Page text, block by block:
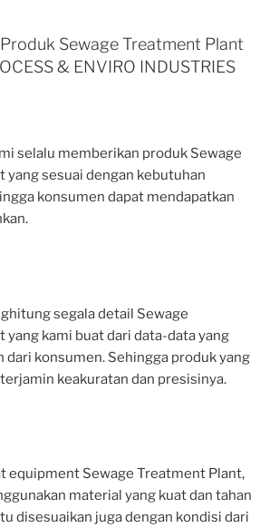
Sewage Treatment Plant
& ENVIRO INDUSTRIES
selalu memberikan produk Sewage
yang sesuai dengan kebutuhan
konsumen dapat mendapatkan
segala detail Sewage
yang kami buat dari data-data yang
dari konsumen. Sehingga produk yang
keakuratan dan presisinya.
equipment Sewage Treatment Plant,
material yang kuat dan tahan
disesuaikan juga dengan kondisi dari